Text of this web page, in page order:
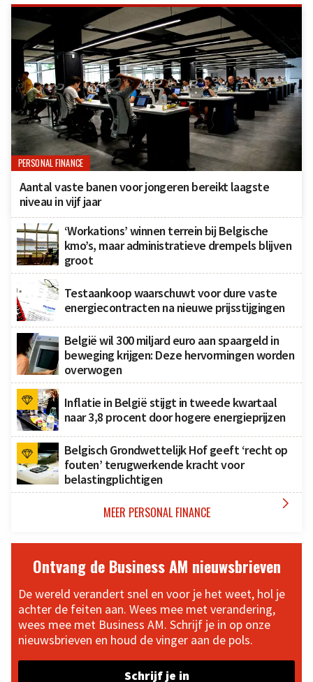
PERSONAL FINANCE
Aantal vaste banen voor jongeren bereikt laagste
niveau in vijf jaar
‘Workations’ winnen terrein bij Belgische
kmo’s, maar administratieve drempels blijven
groot
Testaankoop waarschuwt voor dure vaste
energiecontracten na nieuwe prijsstijgingen
België wil 300 miljard euro aan spaargeld in
beweging krijgen: Deze hervormingen worden
overwogen
Inflatie in België stijgt in tweede kwartaal
naar 3,8 procent door hogere energieprijzen
Belgisch Grondwettelijk Hof geeft ‘recht op
fouten’ terugwerkende kracht voor
belastingplichtigen
MEER PERSONAL FINANCE 
Ontvang de Business AM nieuwsbrieven
De wereld verandert snel en voor je het weet, hol je
achter de feiten aan. Wees mee met verandering,
wees mee met Business AM. Schrijf je in op onze
nieuwsbrieven en houd de vinger aan de pols.
Schrijf je in